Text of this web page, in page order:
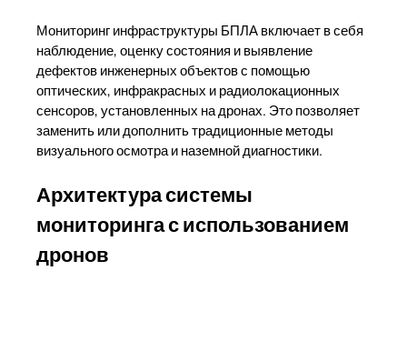
Мониторинг инфраструктуры БПЛА включает в себя
наблюдение, оценку состояния и выявление
дефектов инженерных объектов с помощью
оптических, инфракрасных и радиолокационных
сенсоров, установленных на дронах. Это позволяет
заменить или дополнить традиционные методы
визуального осмотра и наземной диагностики.
Архитектура системы
мониторинга с использованием
дронов